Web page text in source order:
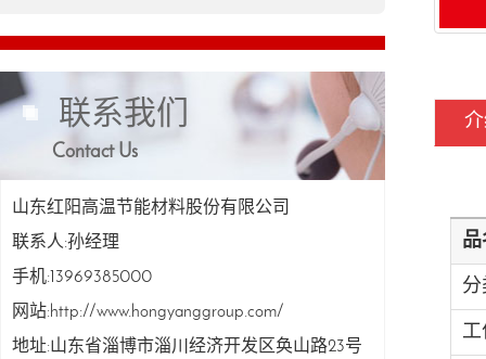
联系我们
Contact Us
山东红阳高温节能材料股份有限公司
联系人:孙经理
手机:13969385000
网站:http://www.hongyanggroup.com/
地址:山东省淄博市淄川经济开发区奂山路23号